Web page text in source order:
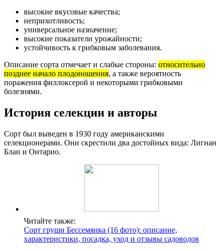
высокие вкусовые качества;
неприхотливость;
универсальное назначение;
высокие показатели урожайности;
устойчивость к грибковым заболевания.
Описание сорта отмечает и слабые стороны: относительно
позднее начало плодоношения, а также вероятность
поражения филлоксерой и некоторыми грибковыми
болезнями.
История селекции и авторы
Сорт был выведен в 1930 году американскими
селекционерами. Они скрестили два достойных вида: Лигнан
Блан и Онтарио.
Читайте также:
Сорт груши Бессемянка (16 фото): описание,
характеристики, посадка, уход и отзывы садоводов